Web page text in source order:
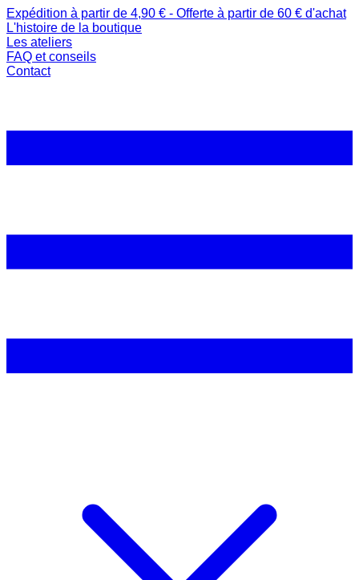
Expédition à partir de 4,90 € - Offerte à partir de 60 € d'achat
L'histoire de la boutique
Les ateliers
FAQ et conseils
Contact